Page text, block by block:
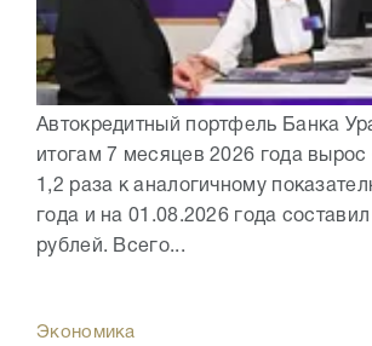
Автокредитный портфель Банка
итогам 7 месяцев 2026 года вырос
1,2 раза к аналогичному
года и на 01.08.2026 года
рублей. Всего...
Экономика